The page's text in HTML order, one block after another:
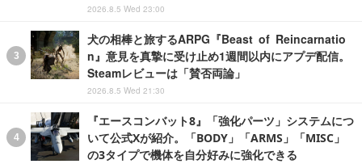
2026.8.5 Wed 23:00
犬の相棒と旅するARPG『Beast of Reincarnatio
n』意見を真摯に受け止め1週間以内にアプデ配信。
Steamレビューは「賛否両論」
2026.8.5 Wed 21:30
『エースコンバット8』「強化パーツ」システムにつ
いて公式Xが紹介。「BODY」「ARMS」「MISC」
の3タイプで機体を自分好みに強化できる